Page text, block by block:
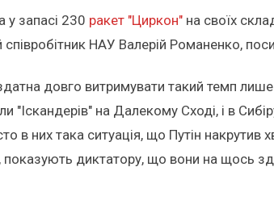
у запасі 230 ракет "Циркон" на своїх
співробітник НАУ Валерій Романенко,
довго витримувати такий темп
"Іскандерів" на Далекому Сході, і в
в них така ситуація, що Путін накрутив
диктатору, що вони на щось